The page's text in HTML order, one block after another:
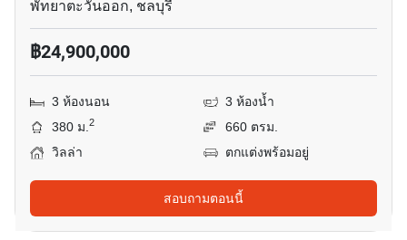
พัทยาตะวันออก, ชลบุรี
฿24,900,000
3 ห้องนอน
3 ห้องน้ำ
380 ม.2
660 ตรม.
วิลล่า
ตกแต่งพร้อมอยู่
สอบถามตอนนี้